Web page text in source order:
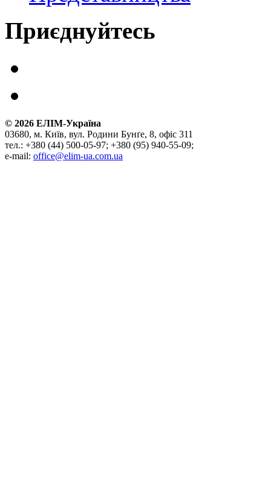
Приєднуйтесь
© 2026 ЕЛІМ-Україна
03680, м. Київ, вул. Родини Бунґе, 8, офіс 311
тел.: +380 (44) 500-05-97; +380 (95) 940-55-09;
e-mail: office@elim-ua.com.ua